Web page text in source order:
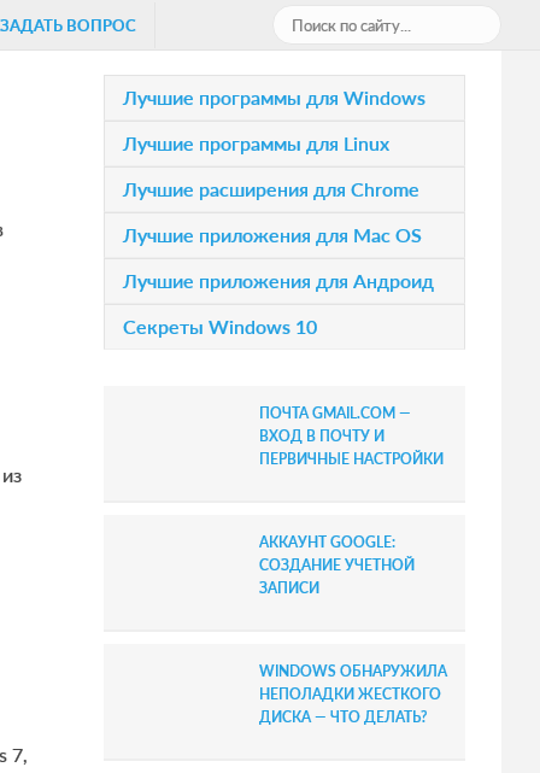
ЗАДАТЬ ВОПРОС
о
и
с
к
с
т
.
.
7,
P
m
y
Лучшие программы для Windows
Лучшие программы для Linux
Лучшие расширения для Chrome
Лучшие приложения для Mac OS
Лучшие приложения для Андроид
Секреты Windows 10
ПОЧТА GMAIL.COM —
ВХОД В ПОЧТУ И
ПЕРВИЧНЫЕ НАСТРОЙКИ
АККАУНТ GOOGLE:
СОЗДАНИЕ УЧЕТНОЙ
ЗАПИСИ
WINDOWS ОБНАРУЖИЛА
НЕПОЛАДКИ ЖЕСТКОГО
ДИСКА — ЧТО ДЕЛАТЬ?